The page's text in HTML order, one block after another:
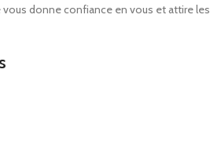
donne confiance en vous et attire les